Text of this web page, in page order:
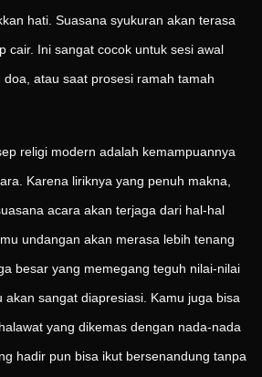
hati. Suasana syukuran akan terasa
cair. Ini sangat cocok untuk sesi awal
atau saat prosesi ramah tamah
religi modern adalah kemampuannya
Karena liriknya yang penuh makna,
acara akan terjaga dari hal-hal
undangan akan merasa lebih tenang
besar yang memegang teguh nilai-nilai
akan sangat diapresiasi. Kamu juga bisa
yang dikemas dengan nada-nada
hadir pun bisa ikut bersenandung tanpa